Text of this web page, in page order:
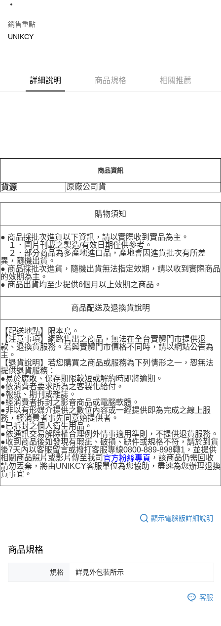
7-11取貨付款［需3-5個工作天不含預購商品］
每筆NT$100，滿NT$799(含以上)免運費
銷售重點
UNIKCY
詳細說明 商品規格 相關推薦
商品資訊
貨源 原廠公司貨
購物須知
● 商品採批次進貨以下資訊，請以實際收到實品為主。
１．圖片刊載之製造/有效日期僅供參考。
２．部分商品為多產地進口品，產地會因進貨批次有所差
異，隨機出貨。
● 商品採批次進貨，隨機出貨無法指定效期，請以收到實際商品
的效期為主。
● 商品出貨均至少提供6個月以上效期之商品。
商品配送及退換貨說明
【配送地點】限本島。
【注意事項】網路售出之商品，無法在全台實體門市提供退
款、退換貨服務。若與實體門市價格不同時，請以網站公告為
主。
【退貨說明】若您購買之商品或服務為下列情形之一，恕無法
提供退貨服務：
●易於腐敗、保存期限較短或解約時即將逾期。
●依消費者要求所為之客製化給付。
●報紙、期刊或雜誌。
●經消費者拆封之影音商品或電腦軟體。
●非以有形媒介提供之數位內容或一經提供即為完成之線上服
務，經消費者事先同意始提供者。
●已拆封之個人衛生用品。
●依通訊交易解除權合理例外情事適用準則，不提供退貨服務。
●收到商品後如發現有瑕疵、破損、缺件或規格不符，請於到貨
後7天內以客服留言或撥打客服專線0800-889-898轉1，並提供
相關商品照片或影片傳至我司 官方粉絲專頁 ，該商品仍需回收
請勿丟棄，將由UNIKCY客服單位為您協助，盡速為您辦理退換
貨事宜。
顯示電腦版詳細說明
商品規格
規格 詳見外包裝所示
客服